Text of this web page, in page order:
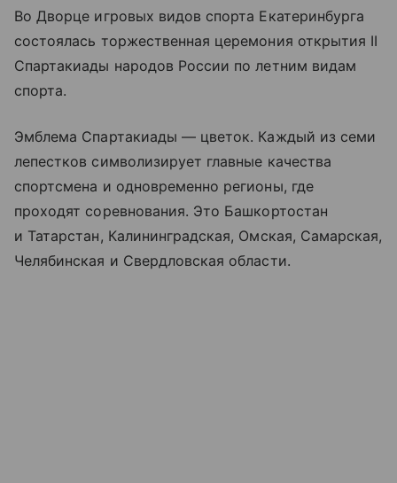
Во Дворце игровых видов спорта Екатеринбурга
состоялась торжественная церемония открытия II
Спартакиады народов России по летним видам
спорта.
Эмблема Спартакиады — цветок. Каждый из семи
лепестков символизирует главные качества
спортсмена и одновременно регионы, где
проходят соревнования. Это Башкортостан
и Татарстан, Калининградская, Омская, Самарская,
Челябинская и Свердловская области.